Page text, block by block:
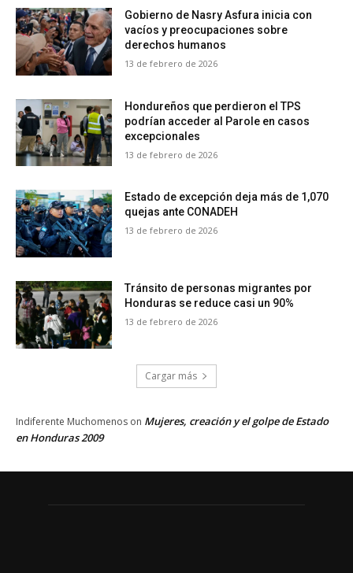
Gobierno de Nasry Asfura inicia con
vacíos y preocupaciones sobre
derechos humanos
13 de febrero de 2026
Hondureños que perdieron el TPS
podrían acceder al Parole en casos
excepcionales
13 de febrero de 2026
Estado de excepción deja más de 1,070
quejas ante CONADEH
13 de febrero de 2026
Tránsito de personas migrantes por
Honduras se reduce casi un 90%
13 de febrero de 2026
Cargar más
Indiferente Muchomenos on Mujeres, creación y el golpe de Estado
en Honduras 2009